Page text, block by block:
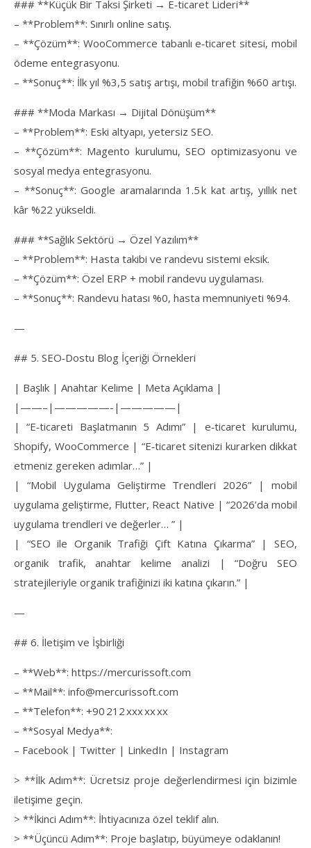
### **Küçük Bir Taksi Şirketi → E‑ticaret Lideri**
– **Problem**: Sınırlı online satış.
– **Çözüm**: WooCommerce tabanlı e‑ticaret sitesi, mobil
ödeme entegrasyonu.
– **Sonuç**: İlk yıl %3,5 satış artışı, mobil trafiğin %60 artışı.
### **Moda Markası → Dijital Dönüşüm**
– **Problem**: Eski altyapı, yetersiz SEO.
– **Çözüm**: Magento kurulumu, SEO optimizasyonu ve
sosyal medya entegrasyonu.
– **Sonuç**: Google aramalarında 1.5 k kat artış, yıllık net
kâr %22 yükseldi.
### **Sağlık Sektörü → Özel Yazılım**
– **Problem**: Hasta takibi ve randevu sistemi eksik.
– **Çözüm**: Özel ERP + mobil randevu uygulaması.
– **Sonuç**: Randevu hatası %0, hasta memnuniyeti %94.
—
## 5. SEO‑Dostu Blog İçeriği Örnekleri
| Başlık | Anahtar Kelime | Meta Açıklama |
|——–|—————-|—————|
| “E‑ticareti Başlatmanın 5 Adımı” | e‑ticaret kurulumu,
Shopify, WooCommerce | “E‑ticaret sitenizi kurarken dikkat
etmeniz gereken adımlar…” |
| “Mobil Uygulama Geliştirme Trendleri 2026” | mobil
uygulama geliştirme, Flutter, React Native | “2026’da mobil
uygulama trendleri ve değerler… ” |
| “SEO ile Organik Trafiği Çift Katına Çıkarma” | SEO,
organik trafik, anahtar kelime analizi | “Doğru SEO
stratejileriyle organik trafiğinizi iki katına çıkarın.” |
—
## 6. İletişim ve İşbirliği
– **Web**: https://mercurissoft.com
– **Mail**: info@mercurissoft.com
– **Telefon**: +90 212 xxx xx xx
– **Sosyal Medya**:
– Facebook | Twitter | LinkedIn | Instagram
> **İlk Adım**: Ücretsiz proje değerlendirmesi için bizimle
iletişime geçin.
> **İkinci Adım**: İhtiyacınıza özel teklif alın.
> **Üçüncü Adım**: Proje başlatıp, büyümeye odaklanın!